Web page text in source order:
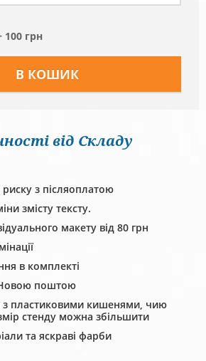
100 грн
від Складу
з післяоплатою
змісту тексту.
макету від 80 грн
в комплекті
поштою
з пластиковими кишенями, чию
стенду можна збільшити
та яскраві фарби